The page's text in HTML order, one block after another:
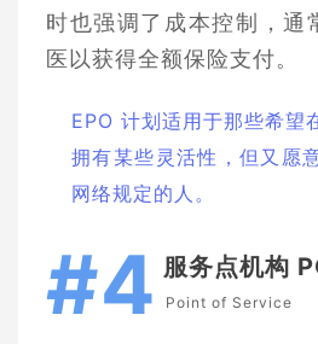
时也强调了成本控制，通
医以获得全额保险支付。
EPO 计划适用于那些希望
拥有某些灵活性，但又愿
网络规定的人。
#4 服务点机构
Point of Service